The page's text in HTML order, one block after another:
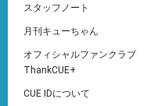
スタッフノート
月刊キューちゃん
オフィシャルファンクラブ
ThankCUE+
CUE IDについて